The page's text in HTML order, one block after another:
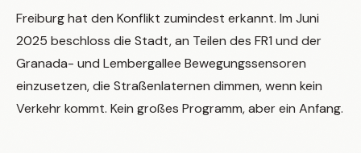
Freiburg hat den Konflikt zumindest erkannt. Im Juni
2025 beschloss die Stadt, an Teilen des FR1 und der
Granada- und Lembergallee Bewegungssensoren
einzusetzen, die Straßenlaternen dimmen, wenn kein
Verkehr kommt. Kein großes Programm, aber ein Anfang.